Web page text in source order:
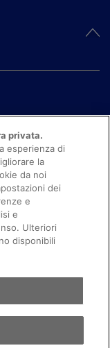
privata.
esperienza di
la
da noi
dei
e
e
Ulteriori
disponibili